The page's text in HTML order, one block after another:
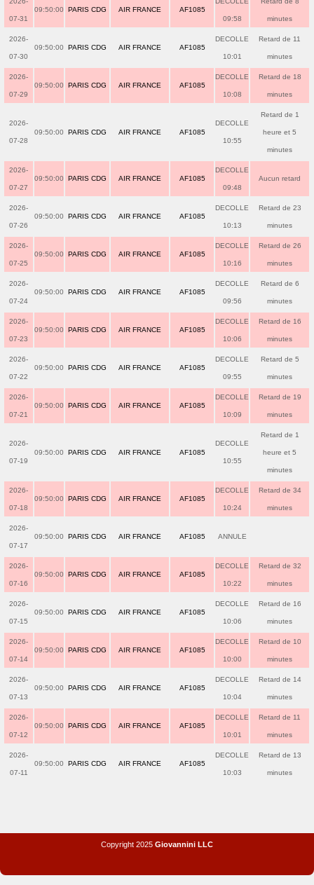
07-31
09:50:00 PARIS CDG AIR FRANCE AF1085
09:58 minutes
2026-
07-30
09:50:00 PARIS CDG AIR FRANCE AF1085
DECOLLE
10:01
Retard de 11
minutes
2026-
07-29
09:50:00 PARIS CDG AIR FRANCE AF1085
DECOLLE
10:08
Retard de 18
minutes
2026-
07-28
09:50:00 PARIS CDG AIR FRANCE AF1085
DECOLLE
10:55
Retard de 1
heure et 5
minutes
2026-
07-27
09:50:00 PARIS CDG AIR FRANCE AF1085
DECOLLE
09:48
Aucun retard
2026-
07-26
09:50:00 PARIS CDG AIR FRANCE AF1085
DECOLLE
10:13
Retard de 23
minutes
2026-
07-25
09:50:00 PARIS CDG AIR FRANCE AF1085
DECOLLE
10:16
Retard de 26
minutes
2026-
07-24
09:50:00 PARIS CDG AIR FRANCE AF1085
DECOLLE
09:56
Retard de 6
minutes
2026-
07-23
09:50:00 PARIS CDG AIR FRANCE AF1085
DECOLLE
10:06
Retard de 16
minutes
2026-
07-22
09:50:00 PARIS CDG AIR FRANCE AF1085
DECOLLE
09:55
Retard de 5
minutes
2026-
07-21
09:50:00 PARIS CDG AIR FRANCE AF1085
DECOLLE
10:09
Retard de 19
minutes
2026-
07-19
09:50:00 PARIS CDG AIR FRANCE AF1085
DECOLLE
10:55
Retard de 1
heure et 5
minutes
2026-
07-18
09:50:00 PARIS CDG AIR FRANCE AF1085
DECOLLE
10:24
Retard de 34
minutes
2026-
07-17
09:50:00 PARIS CDG AIR FRANCE AF1085 ANNULE
2026-
07-16
09:50:00 PARIS CDG AIR FRANCE AF1085
DECOLLE
10:22
Retard de 32
minutes
2026-
07-15
09:50:00 PARIS CDG AIR FRANCE AF1085
DECOLLE
10:06
Retard de 16
minutes
2026-
07-14
09:50:00 PARIS CDG AIR FRANCE AF1085
DECOLLE
10:00
Retard de 10
minutes
2026-
07-13
09:50:00 PARIS CDG AIR FRANCE AF1085
DECOLLE
10:04
Retard de 14
minutes
2026-
07-12
09:50:00 PARIS CDG AIR FRANCE AF1085
DECOLLE
10:01
Retard de 11
minutes
2026-
07-11
09:50:00 PARIS CDG AIR FRANCE AF1085
DECOLLE
10:03
Retard de 13
minutes
Copyright 2025 Giovannini LLC